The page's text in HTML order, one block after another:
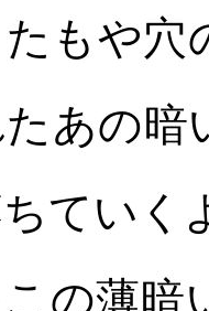
もや
あの暗
ていく
の薄暗